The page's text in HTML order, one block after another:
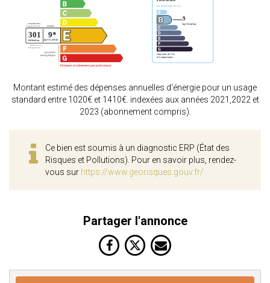
Montant estimé des dépenses annuelles d'énergie pour un usage
standard entre 1020€ et 1410€. indexées aux années 2021,2022 et
2023 (abonnement compris).
Ce bien est soumis à un diagnostic ERP (État des
Risques et Pollutions). Pour en savoir plus, rendez-
vous sur https://www.georisques.gouv.fr/
Partager l'annonce